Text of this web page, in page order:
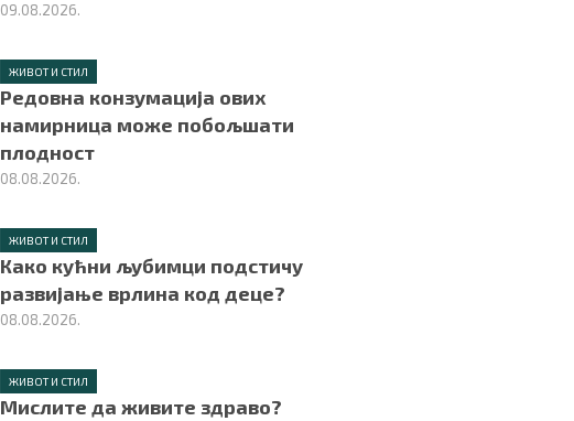
09.08.2026.
ЖИВОТ И СТИЛ
Редовна конзумација ових
намирница може побољшати
плодност
08.08.2026.
ЖИВОТ И СТИЛ
Како кућни љубимци подстичу
развијање врлина код деце?
08.08.2026.
ЖИВОТ И СТИЛ
Мислите да живите здраво?